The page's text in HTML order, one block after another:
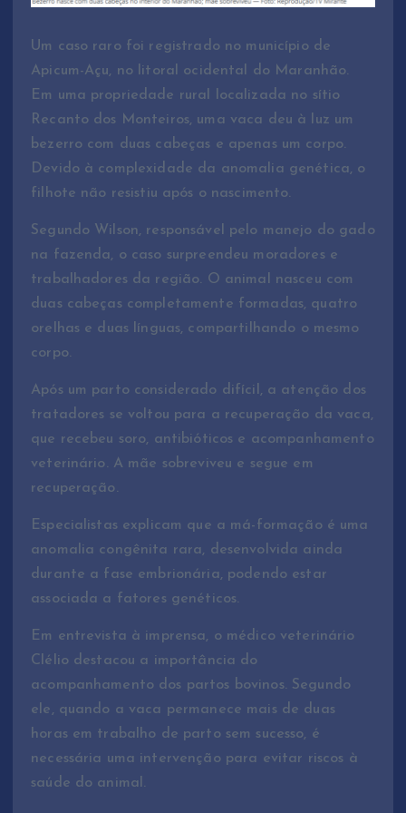
Um caso raro foi registrado no município de
Apicum-Açu, no litoral ocidental do Maranhão.
Em uma propriedade rural localizada no sítio
Recanto dos Monteiros, uma vaca deu à luz um
bezerro com duas cabeças e apenas um corpo.
Devido à complexidade da anomalia genética, o
filhote não resistiu após o nascimento.
Segundo Wilson, responsável pelo manejo do gado
na fazenda, o caso surpreendeu moradores e
trabalhadores da região. O animal nasceu com
duas cabeças completamente formadas, quatro
orelhas e duas línguas, compartilhando o mesmo
corpo.
Após um parto considerado difícil, a atenção dos
tratadores se voltou para a recuperação da vaca,
que recebeu soro, antibióticos e acompanhamento
veterinário. A mãe sobreviveu e segue em
recuperação.
Especialistas explicam que a má-formação é uma
anomalia congênita rara, desenvolvida ainda
durante a fase embrionária, podendo estar
associada a fatores genéticos.
Em entrevista à imprensa, o médico veterinário
Clélio destacou a importância do
acompanhamento dos partos bovinos. Segundo
ele, quando a vaca permanece mais de duas
horas em trabalho de parto sem sucesso, é
necessária uma intervenção para evitar riscos à
saúde do animal.